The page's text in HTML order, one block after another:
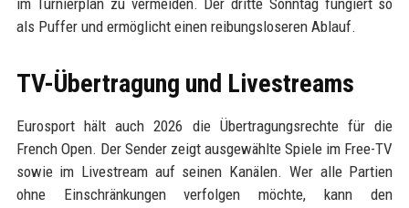
im Turnierplan zu vermeiden. Der dritte Sonntag fungiert so
als Puffer und ermöglicht einen reibungsloseren Ablauf.
TV-Übertragung und Livestreams
Eurosport hält auch 2026 die Übertragungsrechte für die
French Open. Der Sender zeigt ausgewählte Spiele im Free-TV
sowie im Livestream auf seinen Kanälen. Wer alle Partien
ohne Einschränkungen verfolgen möchte, kann den